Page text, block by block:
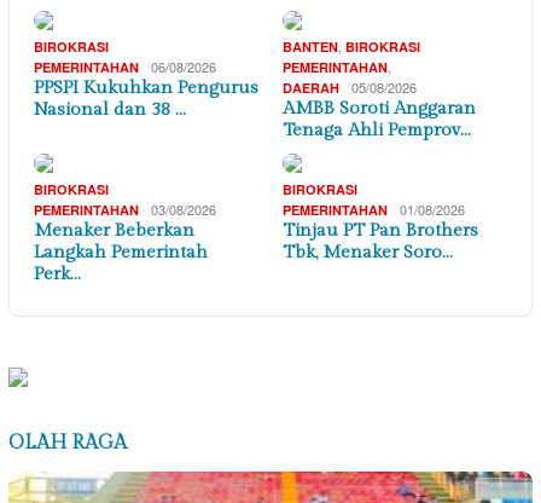
BIROKRASI
PEMERINTAHAN
06/08/2026
PPSPI Kukuhkan Pengurus
Nasional dan 38 …
BANTEN, BIROKRASI
PEMERINTAHAN,
DAERAH 05/08/2026
AMBB Soroti Anggaran
Tenaga Ahli Pemprov…
BIROKRASI
PEMERINTAHAN
03/08/2026
Menaker Beberkan
Langkah Pemerintah
Perk…
BIROKRASI
PEMERINTAHAN
01/08/2026
Tinjau PT Pan Brothers
Tbk, Menaker Soro…
OLAH RAGA